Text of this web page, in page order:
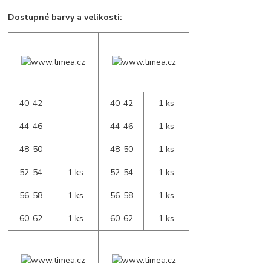
Dostupné barvy a velikosti:
40-42
- - -
44-46
- - -
48-50
- - -
52-54
1 ks
56-58
1 ks
60-62
1 ks
40-42
1 ks
44-46
1 ks
48-50
1 ks
52-54
1 ks
56-58
1 ks
60-62
1 ks